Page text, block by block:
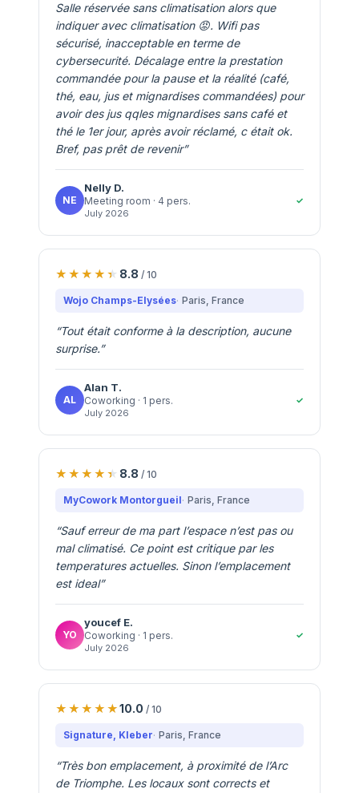
Salle réservée sans climatisation alors que
indiquer avec climatisation 😡. Wifi pas
sécurisé, inacceptable en terme de
cybersecurité. Décalage entre la prestation
commandée pour la pause et la réalité (café,
thé, eau, jus et mignardises commandées) pour
avoir des jus qqles mignardises sans café et
thé le 1er jour, après avoir réclamé, c était ok.
Bref, pas prêt de revenir”
NE
Nelly D.
Meeting room · 4 pers.
July 2026
✓
8.8 / 10
Wojo Champs-Elysées Paris, France
“Tout était conforme à la description, aucune
surprise.”
AL
Alan T.
Coworking · 1 pers.
July 2026
✓
8.8 / 10
MyCowork Montorgueil Paris, France
“Sauf erreur de ma part l’espace n’est pas ou
mal climatisé. Ce point est critique par les
temperatures actuelles. Sinon l’emplacement
est ideal”
YO
youcef E.
Coworking · 1 pers.
July 2026
✓
10.0 / 10
Signature, Kleber Paris, France
“Très bon emplacement, à proximité de l’Arc
de Triomphe. Les locaux sont corrects et